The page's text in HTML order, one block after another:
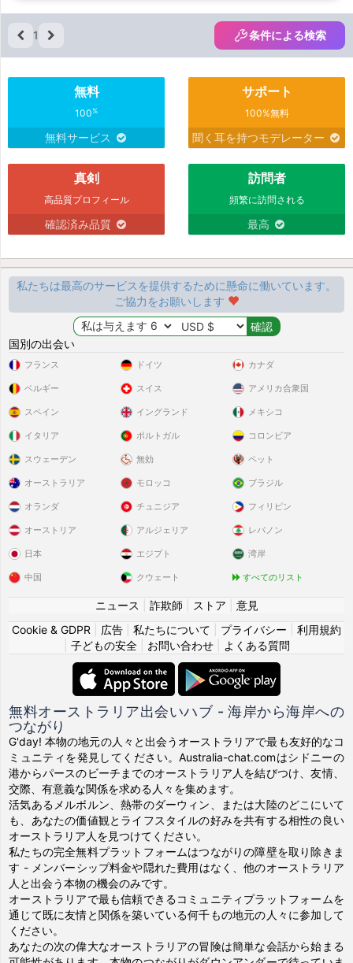
1 条件による検索
無料
100%
無料サービス
サポート
100%無料
聞く耳を持つモデレーター
真剣
高品質プロフィール
確認済み品質
訪問者
頻繁に訪問される
最高
私たちは最高のサービスを提供するために懸命に働いています。
ご協力をお願いします
国別の出会い
フランス
ベルギー
スペイン
イタリア
スウェーデン
ドイツ
スイス
イングランド
ポルトガル
無効
カナダ
アメリカ合衆国
メキシコ
コロンビア
ペット
オーストラリア
オランダ
オーストリア
日本
中国
モロッコ
チュニジア
アルジェリア
エジプト
クウェート
ブラジル
フィリピン
レバノン
湾岸
すべてのリスト
ニュース 詐欺師 ストア
意見
Cookie & GDPR
広告 私たちについて プライバシー
利用規約
子どもの安全| お問い合わせ| よくある質問
無料オーストラリア出会いハブ - 海岸から海岸への
つながり
G'day! 本物の地元の人々と出会うオーストラリアで最も友好的なコ
ミュニティを発見してください。Australia-chat.comはシドニーの
港からパースのビーチまでのオーストラリア人を結びつけ、友情、
交際、有意義な関係を求める人々を集めます。
活気あるメルボルン、熱帯のダーウィン、または大陸のどこにいて
も、あなたの価値観とライフスタイルの好みを共有する相性の良い
オーストラリア人を見つけてください。
私たちの完全無料プラットフォームはつながりの障壁を取り除きま
す - メンバーシップ料金や隠れた費用はなく、他のオーストラリア
人と出会う本物の機会のみです。
オーストラリアで最も信頼できるコミュニティプラットフォームを
通じて既に友情と関係を築いている何千もの地元の人々に参加して
ください。
あなたの次の偉大なオーストラリアの冒険は簡単な会話から始まる